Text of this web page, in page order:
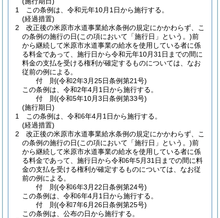
1
この条例は、令和元年10月1日から施行する。
(経過措置)
2
改正後の米原市水道事業給水条例の規定にかかわらず、こ
の条例の施行の日(この項において「施行日」という。)前
から継続して米原市水道事業の給水を使用している者に係
る料金であって、施行日から令和元年10月31日までの間に
料金の支払を受ける権利が確定するものについては、なお
従前の例による。
付 則(令和2年3月25日条例第21号)
この条例は、令和2年4月1日から施行する。
付 則(令和5年10月3日条例第33号)
(施行期日)
1
この条例は、令和6年4月1日から施行する。
(経過措置)
2
改正後の米原市水道事業給水条例の規定にかかわらず、こ
の条例の施行の日(この項において「施行日」という。)前
から継続して米原市水道事業の給水を使用している者に係
る料金であって、施行日から令和6年5月31日までの間に料
金の支払を受ける権利が確定するものについては、なお従
前の例による。
付 則(令和6年3月22日条例第24号)
この条例は、令和6年4月1日から施行する。
付 則(令和7年6月26日条例第25号)
この条例は、公布の日から施行する。